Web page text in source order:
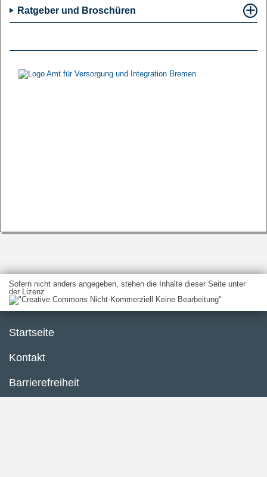
Ratgeber und Broschüren
Sofern nicht anders angegeben, stehen die Inhalte dieser Seite unter
der Lizenz
Startseite
Kontakt
Barrierefreiheit